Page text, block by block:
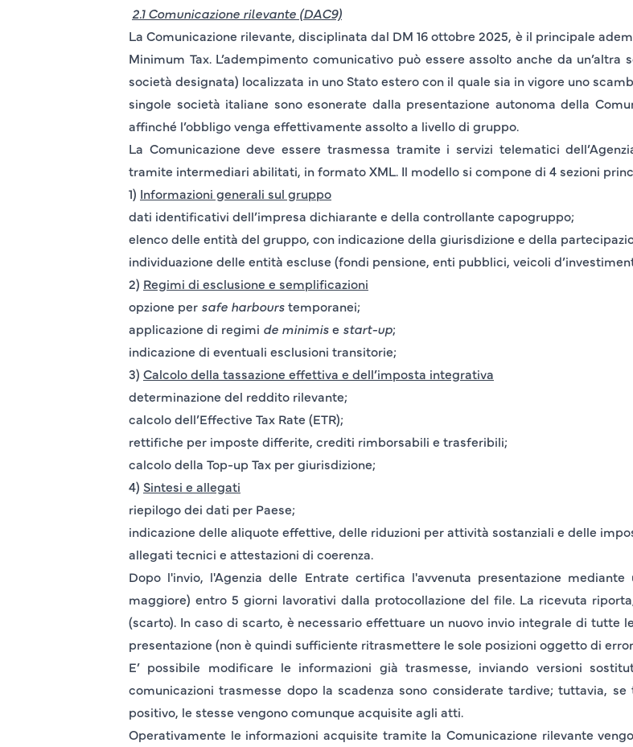
2.1 Comunicazione rilevante (DAC9)
LaComunicazione rilevante, disciplinata dal DM 16 ottobre 2025, è il principale
Minimum Tax. L’adempimento comunicativo può essere assolto anche da
società designata) localizzata in unoStato esterocon il quale sia in vigore uno
singole società italiane sono esonerate dalla presentazione autonoma della
affinché l’obbligo venga effettivamente assolto a livello di gruppo.
La Comunicazione deve essere trasmessa tramite i servizi telematici
tramite intermediari abilitati, in formato XML. Il modello si compone di 4 sezioni
1) Informazioni generali sul gruppo
dati identificativi dell’impresa dichiarante e della controllante capogruppo;
elenco delle entità del gruppo, con indicazione della giurisdizione e della
individuazione delle entità escluse (fondi pensione, enti pubblici, veicoli
2) Regimi di esclusione e semplificazioni
opzione per safe harbourstemporanei;
applicazione di regimi de minimise start-up;
indicazione di eventuali esclusioni transitorie;
3) Calcolo della tassazione effettiva e dell’imposta integrativa
determinazione del reddito rilevante;
calcolo dell’Effective Tax Rate (ETR);
rettifiche per imposte differite, crediti rimborsabili e trasferibili;
calcolo della Top-up Tax per giurisdizione;
4) Sintesi e allegati
riepilogo dei dati per Paese;
indicazione delle aliquote effettive, delle riduzioni per attività sostanziali e delle
allegati tecnici e attestazioni di coerenza.
Dopo l'invio, l'Agenzia delle Entrate certifica l'avvenuta presentazione mediante
maggiore) entro 5 giorni lavorativi dalla protocollazione del file. La ricevuta
(scarto). In caso di scarto, è necessario effettuare un nuovo invio integrale di tutte
presentazione (non è quindi sufficiente ritrasmettere le sole posizioni oggetto di
E’ possibile modificare le informazioni già trasmesse, inviando versioni
comunicazioni trasmesse dopo la scadenza sono considerate tardive; tuttavia,
positivo, le stesse vengono comunque acquisite agli atti.
Operativamente le informazioni acquisite tramite la Comunicazione rilevante